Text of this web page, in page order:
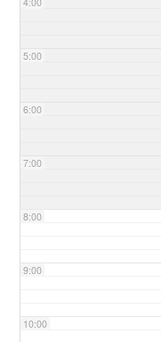
5:00
6:00
7:00
8:00
9:00
10:00